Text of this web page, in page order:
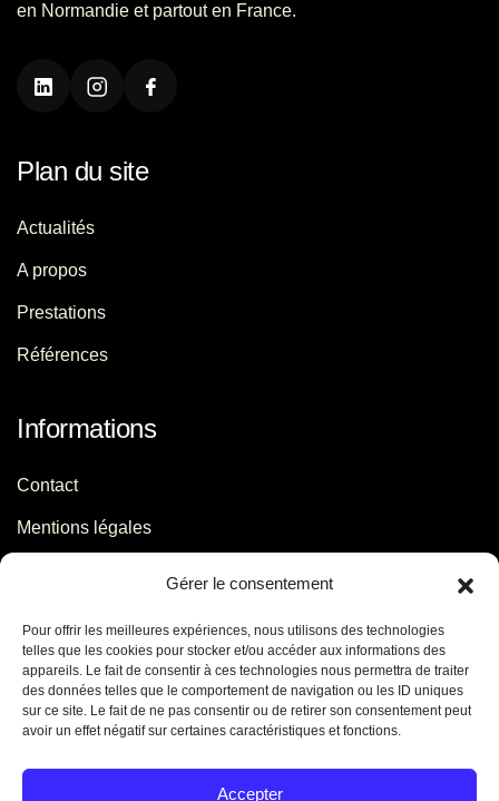
Gérer le consentement
Pour offrir les meilleures expériences, nous utilisons des technologies
telles que les cookies pour stocker et/ou accéder aux informations des
appareils. Le fait de consentir à ces technologies nous permettra de traiter
des données telles que le comportement de navigation ou les ID uniques
sur ce site. Le fait de ne pas consentir ou de retirer son consentement peut
avoir un effet négatif sur certaines caractéristiques et fonctions.
Accepter
en Normandie et partout en France.
Plan du site
Actualités
A propos
Prestations
Références
Informations
Contact
Mentions légales
Contact
06 29 56 64 44
contact[@]jb-conseils.fr
Caen - Normandie - France